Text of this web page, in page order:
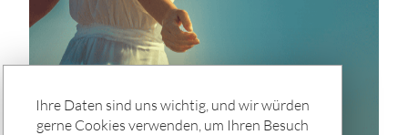
Ihre Daten sind uns wichtig, und wir würden
gerne Cookies verwenden, um Ihren Besuch